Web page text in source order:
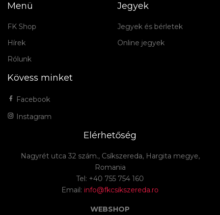
Menü
FK Shop
Hírek
Rólunk
Jegyek
Jegyek és bérletek
Online jegyek
Kövess minket
Facebook
Instagram
Elérhetőség
Nagyrét utca 32 szám., Csíkszereda, Hargita megye,
Romania
Tel: +40 755 754 160
Email: info@fkcsikszereda.ro
WEBSHOP